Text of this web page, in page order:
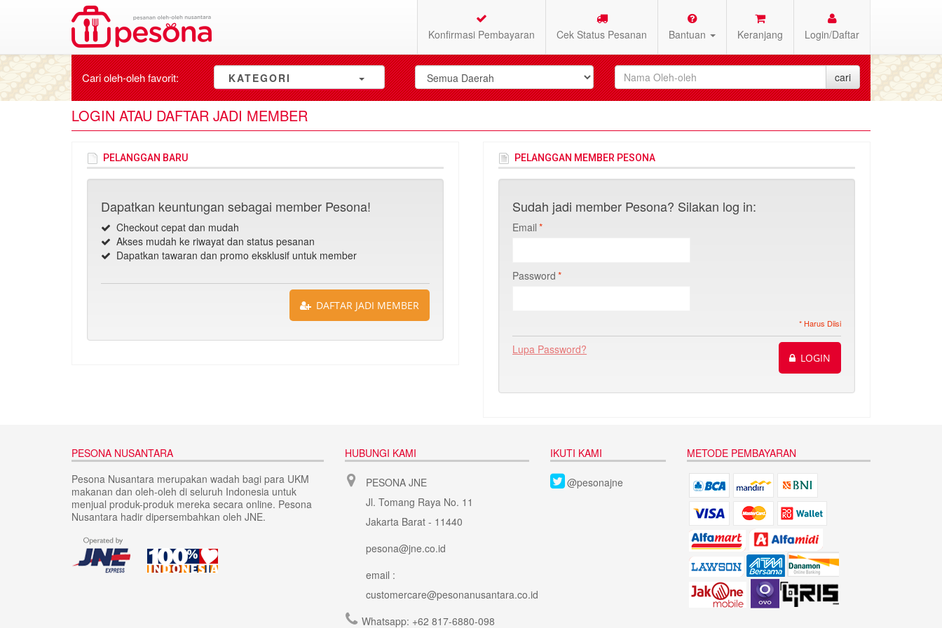
Konfirmasi Pembayaran Cek Status Pesanan Bantuan Keranjang Login/Daftar
Cari oleh-olehfavorit: KATEGORI
LOGIN ATAU DAFTAR JADI MEMBER
PELANGGAN BARU
Dapatkan keuntungan sebagai member Pesona!
Checkout cepat dan mudah
Akses mudah ke riwayat dan status pesanan
Dapatkan tawaran dan promo eksklusif untuk member
DAFTAR JADI MEMBER
PELANGGAN MEMBER PESONA
Sudah jadi member Pesona? Silakan log in:
*
Email
*
Password
* Harus Diisi
Lupa Password?
LOGIN
PESONA NUSANTARA
Pesona Nusantara merupakan wadah bagi para UKM
makanan dan oleh-oleh di seluruh Indonesia untuk
menjual produk-produk mereka secara online. Pesona
Nusantara hadir dipersembahkan oleh JNE.
HUBUNGI KAMI
PESONA JNE
Jl. Tomang Raya No. 11
Jakarta Barat - 11440
pesona@jne.co.id
email :
customercare@pesonanusantara.co.id
Whatsapp: +62 817-6880-098
IKUTI KAMI
@pesonajne
METODE PEMBAYARAN